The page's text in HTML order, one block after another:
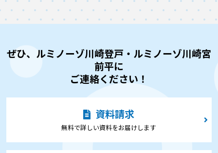
ぜひ、ルミノーゾ川崎登戸・ルミノーゾ川崎宮
前平に
ご連絡ください！
資料請求
無料で詳しい資料をお届けします